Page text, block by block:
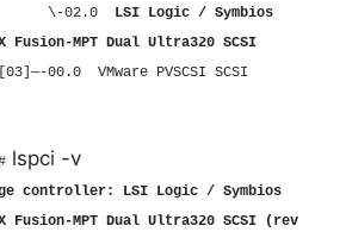
LSI Logic / Symbios
Fusion-MPT Dual Ultra320 SCSI
VMware PVSCSI SCSI
lspci -v
controller: LSI Logic / Symbios
Fusion-MPT Dual Ultra320 SCSI (rev